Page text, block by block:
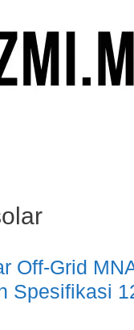
Off-Grid
Spesifikasi